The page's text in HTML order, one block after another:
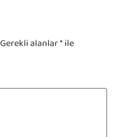
Gerekli alanlar*ile